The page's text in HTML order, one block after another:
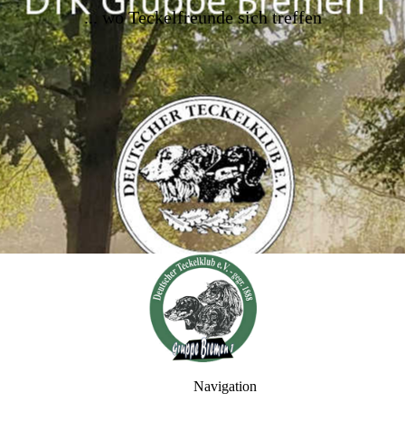
... wo Teckelfreunde sich treffen
Navigation